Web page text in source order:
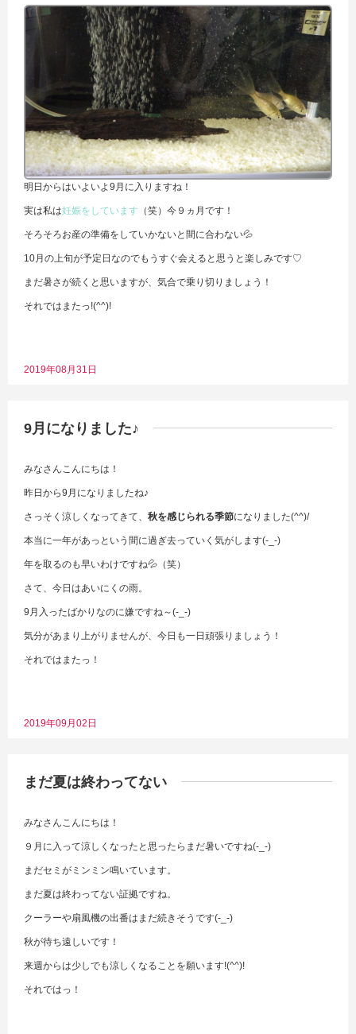
明日からはいよいよ9月に入りますね！
実は私は妊娠をしています （笑）今９ヵ月です！
そろそろお産の準備をしていかないと間に合わない💦
10月の上旬が予定日なのでもうすぐ会えると思うと楽しみです♡
まだ暑さが続くと思いますが、気合で乗り切りましょう！
それではまたっ!(^^)!
2019年08月31日
9月になりました♪
みなさんこんにちは！
昨日から9月になりましたね♪
さっそく涼しくなってきて、 秋を感じられる季節になりました(^^)/
本当に一年があっという間に過ぎ去っていく気がします(-_-)
年を取るのも早いわけですね💦（笑）
さて、今日はあいにくの雨。
9月入ったばかりなのに嫌ですね～(-_-)
気分があまり上がりませんが、今日も一日頑張りましょう！
それではまたっ！
2019年09月02日
まだ夏は終わってない
みなさんこんにちは！
９月に入って涼しくなったと思ったらまだ暑いですね(-_-)
まだセミがミンミン鳴いています。
まだ夏は終わってない証拠ですね。
クーラーや扇風機の出番はまだ続きそうです(-_-)
秋が待ち遠しいです！
来週からは少しでも涼しくなることを願います!(^^)!
それではっ！